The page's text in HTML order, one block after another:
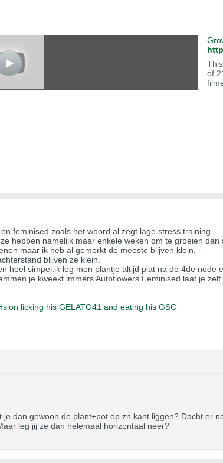
of
feminised zoals het woord al zegt lage stress training.
hebben namelijk maar enkele weken om te groeien dan
maar ik heb al gemerkt de meeste blijven klein.
blijven ze klein.
heel simpel.ik leg men plantje altijd plat na de 4de node
je kweekt immers Autoflowers.Feminised laat je
licking his GELATO41 and eating his GSC
dan gewoon de plant+pot op zn kant liggen? Dacht er
leg jij ze dan helemaal horizontaal neer?